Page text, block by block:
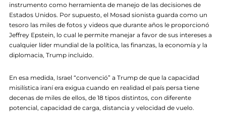
instrumento como herramienta de manejo de las decisiones de
Estados Unidos. Por supuesto, el Mosad sionista guarda como un
tesoro las miles de fotos y videos que durante años le proporcionó
Jeffrey Epstein, lo cual le permite manejar a favor de sus intereses a
cualquier líder mundial de la política, las finanzas, la economía y la
diplomacia, Trump incluido.
En esa medida, Israel “convenció” a Trump de que la capacidad
misilística iraní era exigua cuando en realidad el país persa tiene
decenas de miles de ellos, de 18 tipos distintos, con diferente
potencial, capacidad de carga, distancia y velocidad de vuelo.